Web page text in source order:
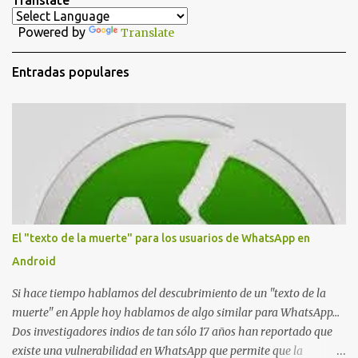
a
r
o
s
Powered by Translate
Entradas populares
El "texto de la muerte" para los usuarios de WhatsApp en
Android
Si hace tiempo hablamos del descubrimiento de un "texto de la
muerte" en Apple hoy hablamos de algo similar para WhatsApp...
Dos investigadores indios de tan sólo 17 años han reportado que
existe una vulnerabilidad en WhatsApp que permite que la